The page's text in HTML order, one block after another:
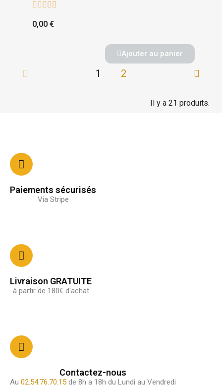
    
0,00 €
Ajouter au panier
1 2
Il y a 21 produits.
Paiements sécurisés
Via Stripe
Livraison GRATUITE
à partir de 180€ d'achat
Contactez-nous
Au 02.54.76.70.15 de 8h a 18h du Lundi au Vendredi